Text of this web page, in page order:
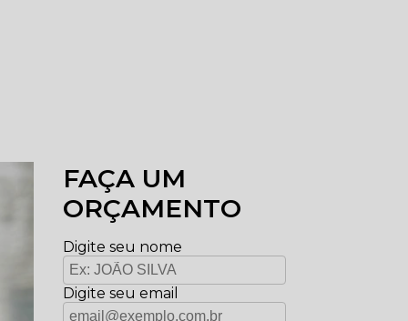
FAÇA UM
ORÇAMENTO
Digite seu nome
Digite seu email